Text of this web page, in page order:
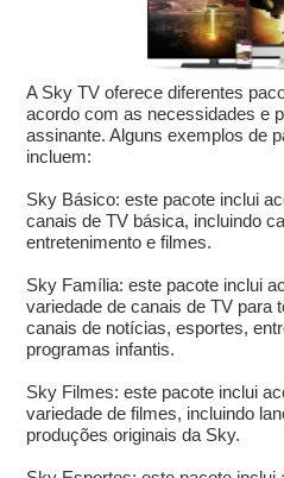
A Sky TV oferece diferentes
acordo com as necessidades e
assinante. Alguns exemplos de
incluem:
Sky Básico: este pacote inclui
canais de TV básica, incluindo
entretenimento e filmes.
Sky Família: este pacote inclui
variedade de canais de TV para
canais de notícias, esportes,
programas infantis.
Sky Filmes: este pacote inclui
variedade de filmes, incluindo
produções originais da Sky.